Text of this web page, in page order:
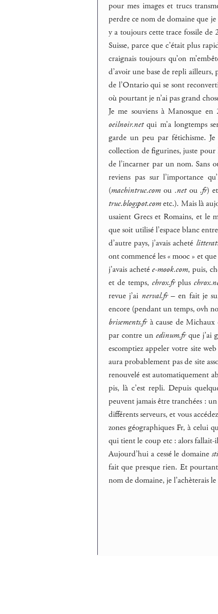
pour mes images et trucs
perdre ce nom de domaine que je
y a toujours cette trace fossile de
Suisse, parce que c’était plus
craignais toujours qu’on
d’avoir une base de repli ailleurs,
de l’Ontario qui se sont
où pourtant je n’ai pas grand
Je me souviens à Manosque
oeilnoir.netqui m’a longtemps
garde un peu par fétichisme.
collection de figurines, juste pour
de l’incarner par un nom. Sans
reviens pas sur l’importance
(machintruc.com ou .netou.fr)
truc.blogspot.cometc.). Mais là
usaient Grecs et Romains, et le
que soit utilisé l’espace blanc
d’autre pays, j’avais acheté
ont commencé les « mooc » et
j’avais achetée-mook.com, puis,
et de temps, chrox.frplus
revue j’ai nerval.fr– en fait je
encore (pendant un temps, ovh
brisements.frà cause de
par contre un edinum.frque j’ai
escomptiez appeler votre site
aura probablement pas de site
renouvelé est automatiquement
pis, là c’est repli. Depuis
peuvent jamais être tranchées :
différents serveurs, et vous
zones géographiques Fr, à celui
qui tient le coup etc : alors fallait-
Aujourd’hui a cessé le domaine
fait que presque rien. Et
nom de domaine, je l’achèterais